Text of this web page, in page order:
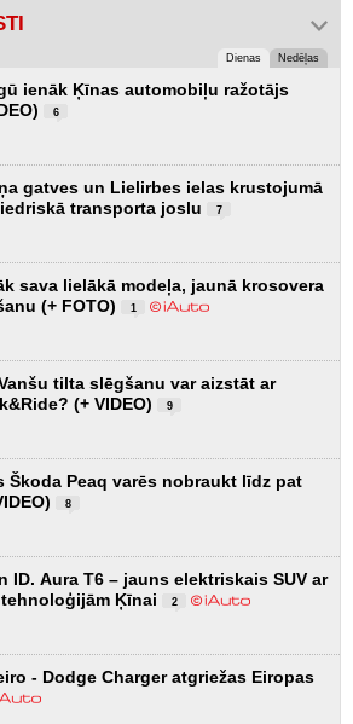
Dienas Nedēļas
ienāk Ķīnas automobiļu ražotājs
6
gatves un Lielirbes ielas krustojumā
transporta joslu
7
sava lielākā modeļa, jaunā krosovera
(+ FOTO)
1
tilta slēgšanu var aizstāt ar
(+ VIDEO)
9
Škoda Peaq varēs nobraukt līdz pat
8
ID. Aura T6 – jauns elektriskais SUV ar
Ķīnai
2
- Dodge Charger atgriežas Eiropas